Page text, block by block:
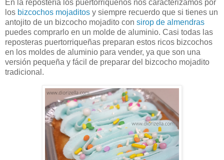
En la repostería los puertorriqueños nos caracterizamos por
los bizcochos mojaditos y siempre recuerdo que si tienes un
antojito de un bizcocho mojadito con sirop de almendras
puedes comprarlo en un molde de aluminio. Casi todas las
reposteras puertorriqueñas preparan estos ricos bizcochos
en los moldes de aluminio para vender, ya que son una
versión pequeña y fácil de preparar del bizcocho mojadito
tradicional.